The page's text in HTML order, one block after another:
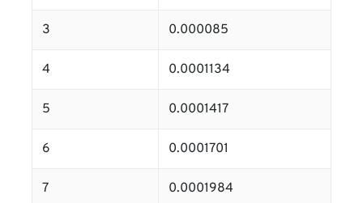
3 0.000085
4 0.0001134
5 0.0001417
6 0.0001701
7 0.0001984